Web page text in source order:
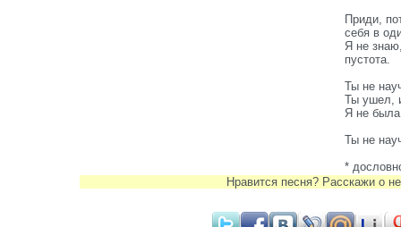
Приди,
себя в
Я не
пустота.
Ты не
Ты ушел,
Я не была
Ты не
*
Нравится песня? Расскажи о